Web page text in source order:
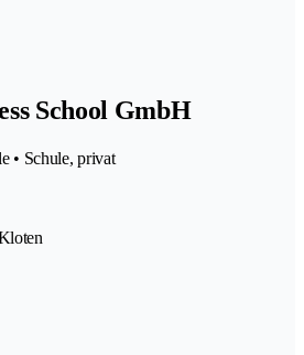
School GmbH
• Schule, privat